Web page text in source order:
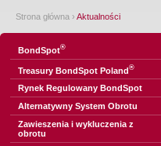
Strona główna › Aktualności
BondSpot®
Treasury BondSpot Poland®
Rynek Regulowany BondSpot
Alternatywny System Obrotu
Zawieszenia i wykluczenia z
obrotu